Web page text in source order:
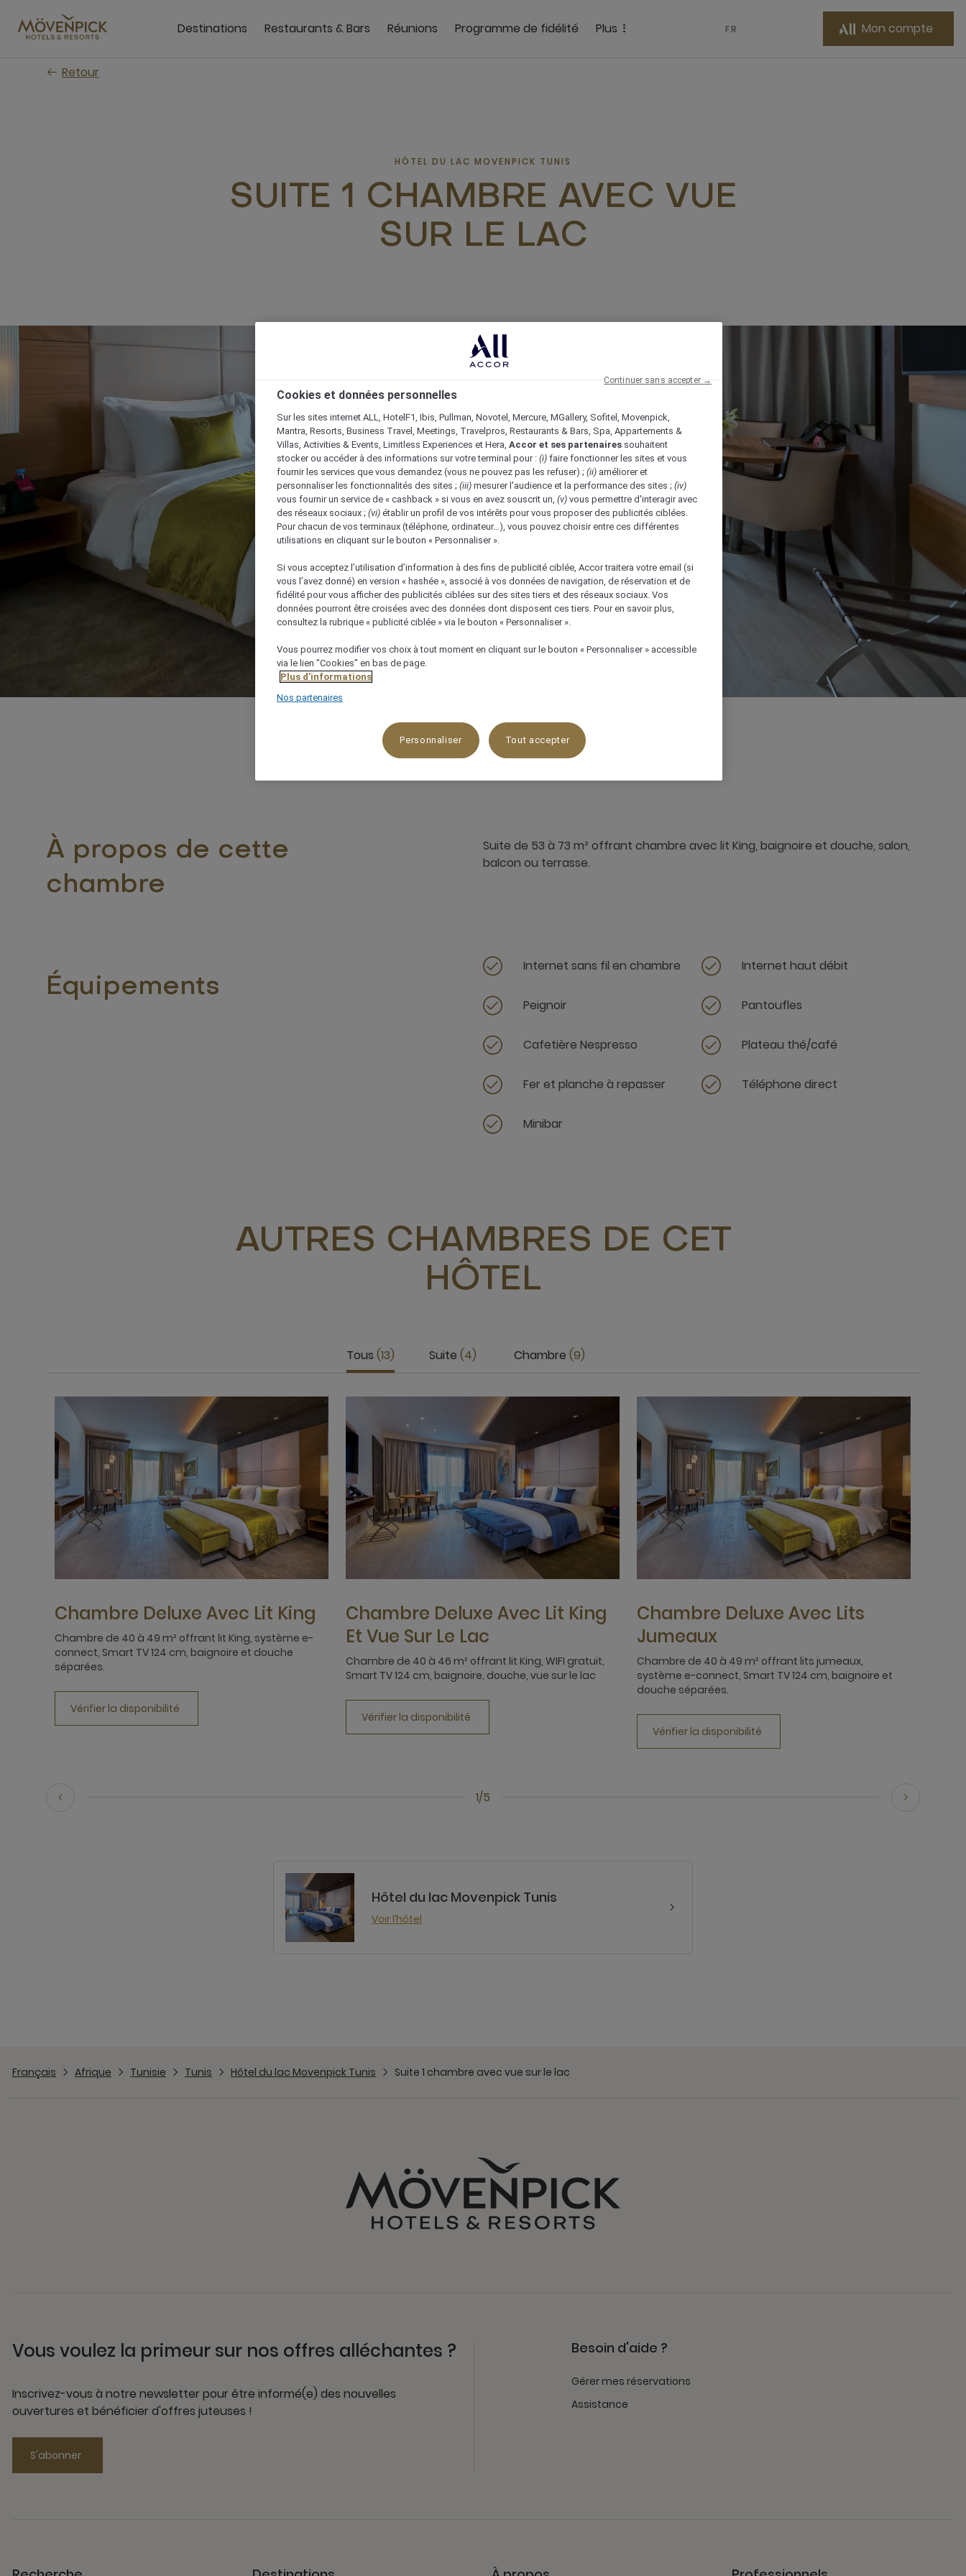
contenu
Destinations Restaurants & Bars Réunions Programme de fidélité Plus FR Mon compte
Retour
HÔTEL DU LAC MOVENPICK TUNIS
SUITE 1 CHAMBRE AVEC VUE
SUR LE LAC
53 m² Vue sur le lac
À propos de cette
chambre
Suite de 53 à 73 m² offrant chambre avec lit King, baignoire et douche, salon,
balcon ou terrasse.
Équipements
Internet sans fil en chambre Internet haut débit
Peignoir Pantoufles
Cafetière Nespresso Plateau thé/café
Fer et planche à repasser Téléphone direct
Minibar
AUTRES CHAMBRES DE CET
HÔTEL
Tous 13 Suite 4 Chambre 9
1/5
Chambre Deluxe Avec Lit King
Chambre de 40 à 49 m² offrant lit King, système e-
connect, Smart TV 124 cm, baignoire et douche
séparées.
Vérifier la disponibilité
Chambre Deluxe Avec Lit King
Et Vue Sur Le Lac
Chambre de 40 à 46 m² offrant lit King, WIFI gratuit,
Smart TV 124 cm, baignoire, douche, vue sur le lac
Vérifier la disponibilité
Chambre Deluxe Avec Lits
Jumeaux
Chambre de 40 à 49 m² offrant lits jumeaux,
système e-connect, Smart TV 124 cm, baignoire et
douche séparées.
Vérifier la disponibilité
Hôtel du lac Movenpick Tunis
Voir l’hôtel
Français Afrique Tunisie Tunis Hôtel du lac Movenpick Tunis Suite 1 chambre avec vue sur le lac
Vous voulez la primeur sur nos offres alléchantes ?
Inscrivez-vous à notre newsletter pour être informé(e) des nouvelles
ouvertures et bénéficier d'offres juteuses !
S'abonner
Besoin d'aide ?
Gérer mes réservations
Assistance
Cookies et données personnelles
Sur les sites internet ALL, HotelF1, Ibis, Pullman, Novotel, Mercure, MGallery, Sofitel, Movenpick,
Mantra, Resorts, Business Travel, Meetings, Travelpros, Restaurants & Bars, Spa, Appartements &
Villas, Activities & Events, Limitless Experiences et Hera, Accor et ses partenaires souhaitent
stocker ou accéder à des informations sur votre terminal pour : (i) faire fonctionner les sites et vous
fournir les services que vous demandez (vous ne pouvez pas les refuser) ; (ii) améliorer et
personnaliser les fonctionnalités des sites ; (iii) mesurer l'audience et la performance des sites ; (iv)
vous fournir un service de « cashback » si vous en avez souscrit un, (v) vous permettre d'interagir avec
des réseaux sociaux ; (vi) établir un profil de vos intérêts pour vous proposer des publicités ciblées.
Pour chacun de vos terminaux (téléphone, ordinateur…), vous pouvez choisir entre ces différentes
utilisations en cliquant sur le bouton « Personnaliser ».
Si vous acceptez l’utilisation d’information à des fins de publicité ciblée, Accor traitera votre email (si
vous l’avez donné) en version « hashée », associé à vos données de navigation, de réservation et de
fidélité pour vous afficher des publicités ciblées sur des sites tiers et des réseaux sociaux. Vos
données pourront être croisées avec des données dont disposent ces tiers. Pour en savoir plus,
consultez la rubrique « publicité ciblée » via le bouton « Personnaliser ».
Vous pourrez modifier vos choix à tout moment en cliquant sur le bouton « Personnaliser » accessible
via le lien "Cookies" en bas de page.
Plus d'informations
Nos partenaires
Personnaliser Tout accepter
Continuer sans accepter →